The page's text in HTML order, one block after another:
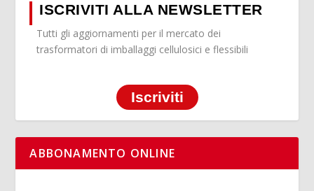
ISCRIVITI ALLA NEWSLETTER
Tutti gli aggiornamenti per il mercato dei
trasformatori di imballaggi cellulosici e flessibili
Iscriviti
ABBONAMENTO ONLINE